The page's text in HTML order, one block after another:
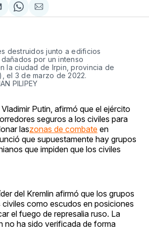
Share
on
Compartir
via
destruidos junto a edificios
por un intenso
la ciudad de Irpin, provincia de
el 3 de marzo de 2022.
PILIPEY
Putin, afirmó que el ejército
seguros a los civiles para
laszonas de combate en
que supuestamente hay grupos
que impiden que los civiles
del Kremlin afirmó que los grupos
civiles como escudos en posiciones
el fuego de represalia ruso. La
no ha sido verificada de forma